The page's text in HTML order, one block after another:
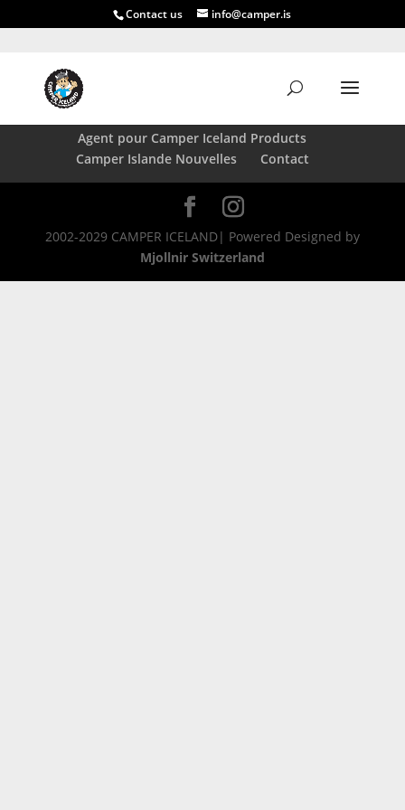
Contact us info@camper.is
Reserve maintenant
Guide avant de réserver
Agent pour Camper Iceland Products
Camper Islande Nouvelles
Contact
2002-2029 CAMPER ICELAND| Powered Designed by
Mjollnir Switzerland